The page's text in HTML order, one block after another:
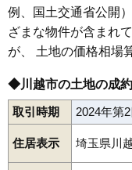
70 的場
71 川鶴
72 小中居
73 むさし野南
74 南台
75 広谷新町
76 大仙波
例、国土交通省公開
ざまな物件が含まれ
が、 土地の価格相場
◆川越市の土地の成
取引時期 2024年第
住居表示 埼玉県川
安比奈新田 天
石原町
伊勢原町稲荷
大仙波
大手町 大中居
鴨田川鶴 岸町北田島